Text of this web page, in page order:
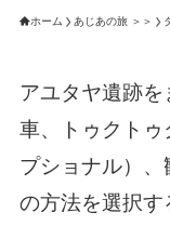
ホーム あじあの旅 ＞＞
アユタヤ遺跡
車、トゥクトゥ
プショナル）
の方法を選択す